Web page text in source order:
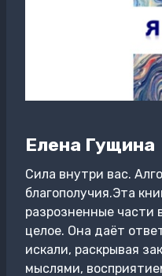
Елена Гущина
Сила внутри вас.
благополучия.Эта
разрозненные
целое. Она даёт
искали, раскрывая
мыслями,